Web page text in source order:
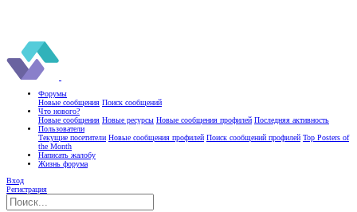
Форумы
Новые сообщения Поиск сообщений
Что нового?
Новые сообщения Новые ресурсы Новые сообщения профилей Последняя активность
Пользователи
Текущие посетители Новые сообщения профилей Поиск сообщений профилей Top Posters of
the Month
Написать жалобу
Жизнь форума
Вход
Регистрация